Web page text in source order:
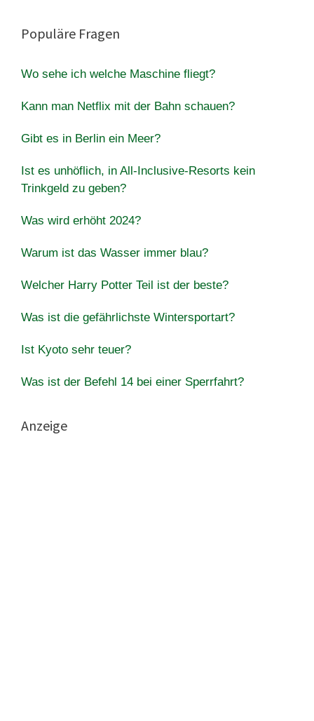
Populäre Fragen
Wo sehe ich welche Maschine fliegt?
Kann man Netflix mit der Bahn schauen?
Gibt es in Berlin ein Meer?
Ist es unhöflich, in All-Inclusive-Resorts kein
Trinkgeld zu geben?
Was wird erhöht 2024?
Warum ist das Wasser immer blau?
Welcher Harry Potter Teil ist der beste?
Was ist die gefährlichste Wintersportart?
Ist Kyoto sehr teuer?
Was ist der Befehl 14 bei einer Sperrfahrt?
Anzeige